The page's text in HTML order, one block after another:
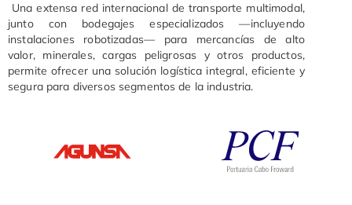
Una extensa red internacional de transporte multimodal,
junto con bodegajes especializados —incluyendo
instalaciones robotizadas— para mercancías de alto
valor, minerales, cargas peligrosas y otros productos,
permite ofrecer una solución logística integral, eficiente y
segura para diversos segmentos de la industria.